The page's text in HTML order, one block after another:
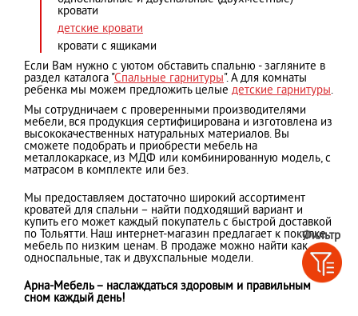
Фильтр
кровати
детские кровати
кровати с ящиками
Если Вам нужно с уютом обставить спальню - загляните в
раздел каталога "Спальные гарнитуры". А для комнаты
ребенка мы можем предложить целые детские гарнитуры.
Мы сотрудничаем с проверенными производителями
мебели, вся продукция сертифицирована и изготовлена из
высококачественных натуральных материалов. Вы
сможете подобрать и приобрести мебель на
металлокаркасе, из МДФ или комбинированную модель, с
матрасом в комплекте или без.
Мы предоставляем достаточно широкий ассортимент
кроватей для спальни – найти подходящий вариант и
купить его может каждый покупатель с быстрой доставкой
по Тольятти. Наш интернет-магазин предлагает к покупке
мебель по низким ценам. В продаже можно найти как
односпальные, так и двухспальные модели.
Арна-Мебель – наслаждаться здоровым и правильным
сном каждый день!